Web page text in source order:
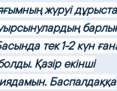
жүруі
тек 1-2 күн
Қазір екінші
Баспалдаққа